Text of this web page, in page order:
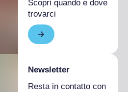
Scopri quando e dove
trovarci
Newsletter
Resta in contatto con